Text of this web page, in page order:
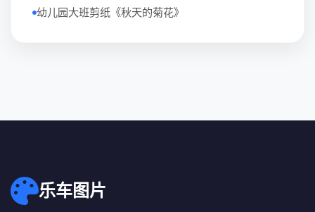
幼儿园大班剪纸《秋天的菊花》
乐车图片